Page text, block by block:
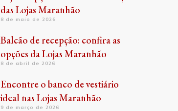
das Lojas Maranhão
8 de maio de 2026
Balcão de recepção: confira as
opções da Lojas Maranhão
8 de abril de 2026
Encontre o banco de vestiário
ideal nas Lojas Maranhão
9 de março de 2026